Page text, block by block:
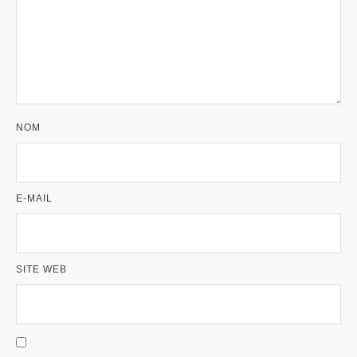
NOM
E-MAIL
SITE WEB